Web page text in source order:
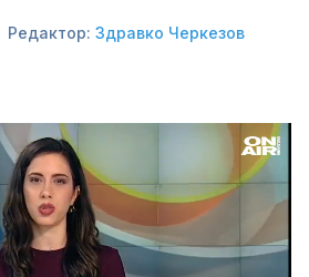
Редактор: Здравко Черкезов